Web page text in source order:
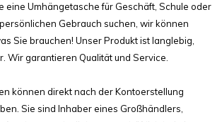
eine Umhängetasche für Geschäft, Schule oder
Gebrauch suchen, wir können
Sie brauchen! Unser Produkt ist langlebig,
Wir garantieren Qualität und Service.
können direkt nach der Kontoerstellung
Sie sind Inhaber eines Großhändlers,